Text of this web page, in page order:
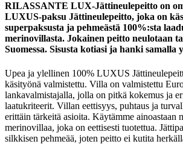
275.00 €.
224.00 €.
RILASSANTE LUX-Jättineulepeitto on
LUXUS-paksu Jättineulepeitto, joka on
superpaksusta ja pehmeästä 100%:sta
merinovillasta. Jokainen peitto neulotaan
Suomessa. Sisusta kotiasi ja hanki samalla
Upea ja ylellinen 100% LUXUS
käsityönä valmistettu. Villa on valmistettu
lankavalmistajalla, jolla on pitkä kokemus ja
laatukriteerit. Villan eettisyys, puhtaus ja
erittäin tärkeitä asioita. Käytämme ainoastaan
merinovillaa, joka on eettisesti tuotettua.
silkkisen pehmeää, joten peitto ei kutita